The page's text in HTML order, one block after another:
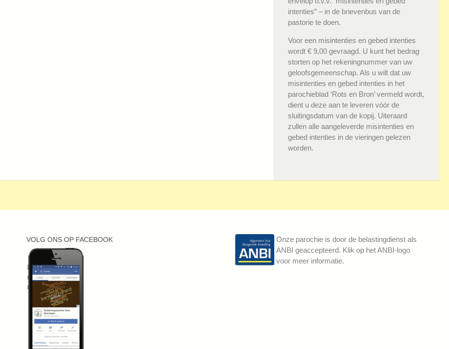
intenties” – in de brievenbus van de
pastorie te doen.
Voor een misintenties en gebed intenties
wordt € 9,00 gevraagd. U kunt het bedrag
storten op het rekeningnummer van uw
geloofsgemeenschap. Als u wilt dat uw
misintenties en gebed intenties in het
parochieblad ‘Rots en Bron’ vermeld wordt,
dient u deze aan te leveren vóór de
sluitingsdatum van de kopij. Uiteraard
zullen alle aangeleverde misintenties en
gebed intenties in de vieringen gelezen
worden.
VOLG ONS OP FACEBOOK
Onze parochie is door de belastingdienst als
ANBI geaccepteerd. Klik op het ANBI-logo
voor meer informatie.